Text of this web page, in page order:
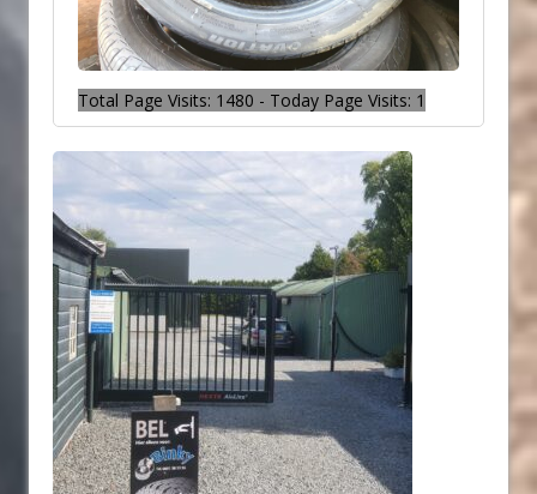
Total Page Visits: 1480 - Today Page Visits: 1